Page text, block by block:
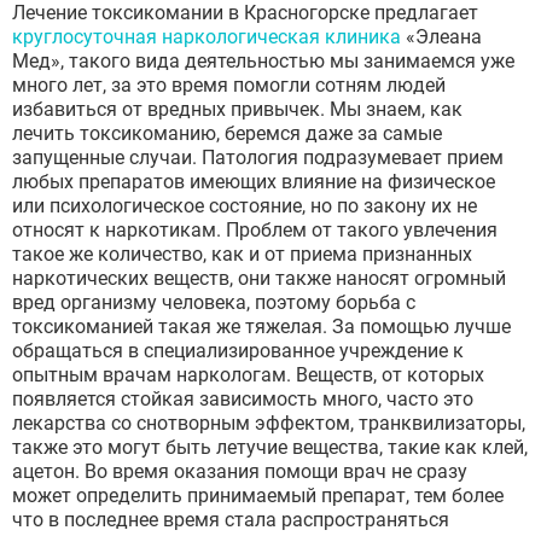
Лечение токсикомании в Красногорске предлагает
круглосуточная наркологическая клиника «Элеана
Мед», такого вида деятельностью мы занимаемся уже
много лет, за это время помогли сотням людей
избавиться от вредных привычек. Мы знаем, как
лечить токсикоманию, беремся даже за самые
запущенные случаи. Патология подразумевает прием
любых препаратов имеющих влияние на физическое
или психологическое состояние, но по закону их не
относят к наркотикам. Проблем от такого увлечения
такое же количество, как и от приема признанных
наркотических веществ, они также наносят огромный
вред организму человека, поэтому борьба с
токсикоманией такая же тяжелая. За помощью лучше
обращаться в специализированное учреждение к
опытным врачам наркологам. Веществ, от которых
появляется стойкая зависимость много, часто это
лекарства со снотворным эффектом, транквилизаторы,
также это могут быть летучие вещества, такие как клей,
ацетон. Во время оказания помощи врач не сразу
может определить принимаемый препарат, тем более
что в последнее время стала распространяться